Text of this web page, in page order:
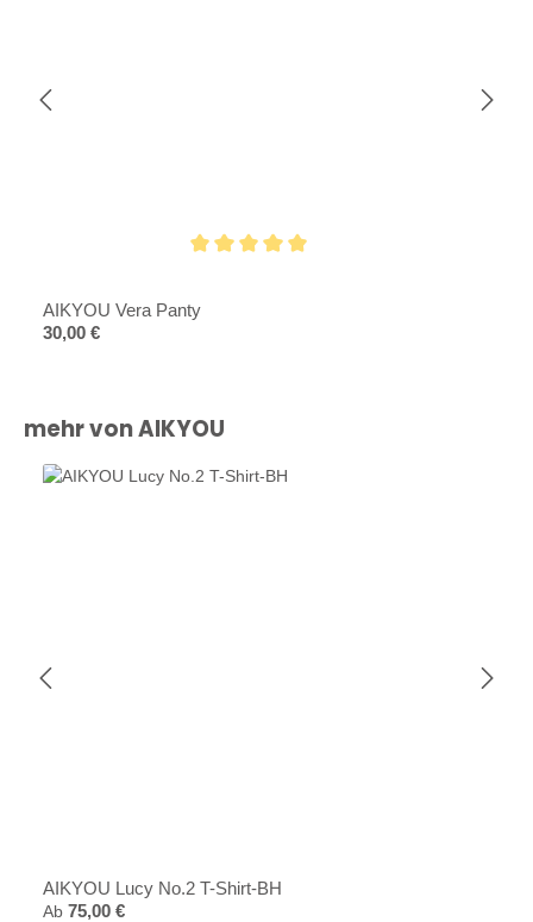
AIKYOU Vera Panty
Regulärer Preis:
30,00 €
Produktgalerie überspringen
mehr von AIKYOU
AIKYOU Lucy No.2 T-Shirt-BH
Regulärer Preis:
Ab 75,00 €